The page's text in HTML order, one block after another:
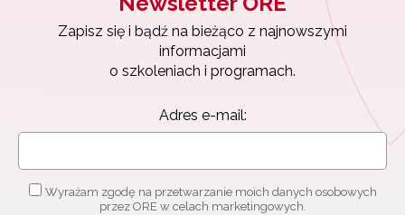
Zapisz się i bądź na bieżąco z najnowszymi
informacjami
o szkoleniach i programach.
Adres e-mail:
Wyrażam zgodę na przetwarzanie moich danych osobowych
przez ORE w celach marketingowych.